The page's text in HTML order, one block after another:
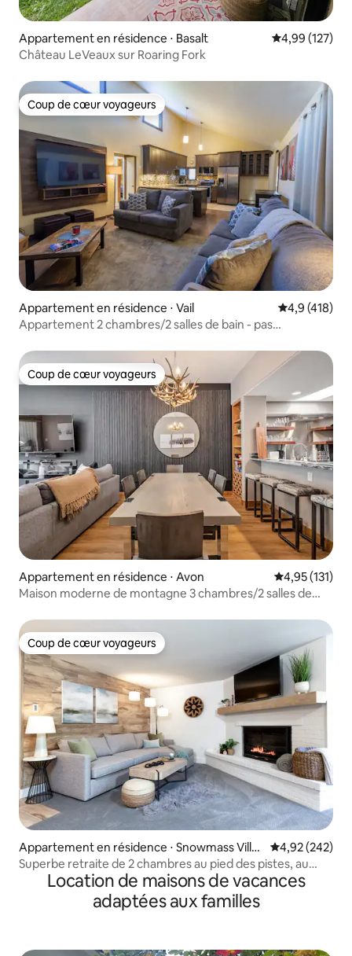
Appartement en résidence ⋅ Basalt Évaluation
4,99 (127)
Château LeVeaux sur Roaring Fork
Coup de cœur voyageurs
Coup de cœur voyageurs
Appartement en résidence ⋅ Vail Évaluation
4,9 (418)
Appartement 2 chambres/2 salles de bain - pas
Coup de cœur voyageurs
Coup de cœur voyageurs
Appartement en résidence ⋅ Avon Évaluation
4,95 (131)
Maison moderne de montagne 3 chambres/2 salles de
Coup de cœur voyageurs
Coup de cœur voyageurs
Appartement en résidence ⋅ Snowmass Villa
ge
Évaluation
4,92 (242)
Superbe retraite de 2 chambres au pied des pistes, au
cœur de Snowmass !
Location de maisons de vacances
adaptées aux familles